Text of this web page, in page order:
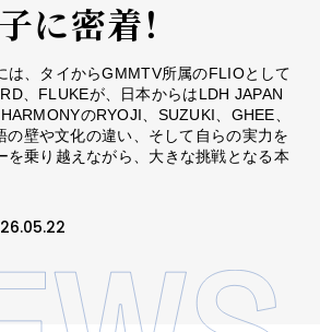
に密着！
は、タイからGMMTV所属のFLIOとして
、FLUKEが、日本からはLDH JAPAN
のRYOJI、SUZUKI、GHEE、
の壁や文化の違い、そして自らの実力を
を乗り越えながら、大きな挑戦となる本